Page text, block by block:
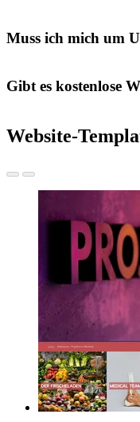
Muss ich mich um
Gibt es kostenlose
Website-